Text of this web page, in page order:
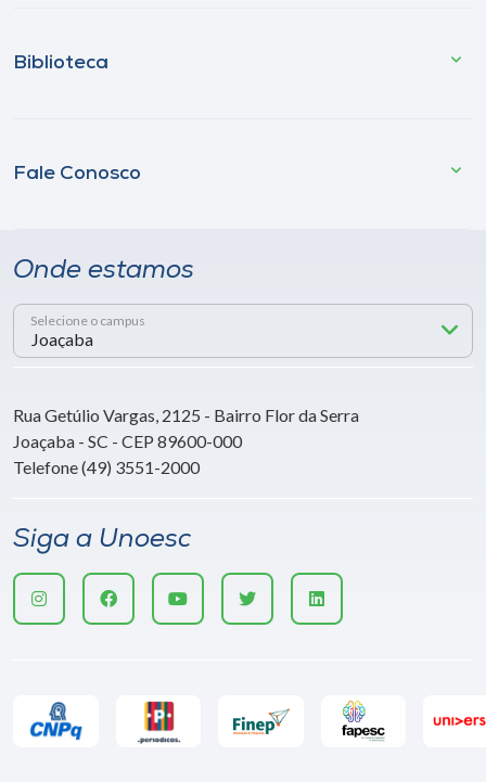
Biblioteca
Fale Conosco
Onde estamos
Selecione o campus
Rua Getúlio Vargas, 2125 - Bairro Flor da Serra
Joaçaba - SC - CEP 89600-000
Telefone (49) 3551-2000
Siga a Unoesc